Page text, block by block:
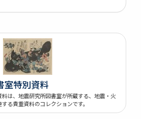
室特別資料
は、地震研究所図書室が所蔵する、地震・火
る貴重資料のコレクションです。